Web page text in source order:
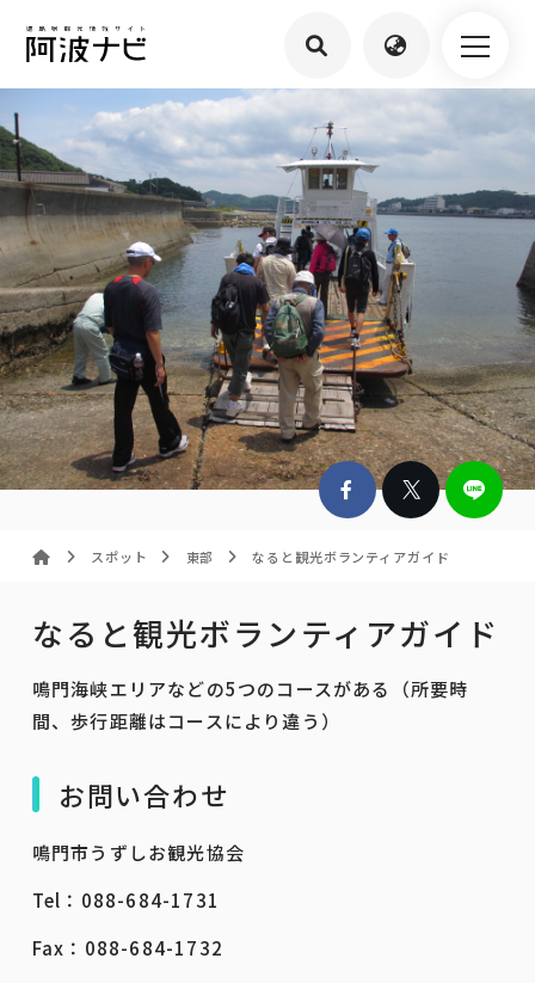
スポット 東部 なると観光ボランティアガイド
なると観光ボランティアガイド
鳴門海峡エリアなどの5つのコースがある（所要時
間、歩行距離はコースにより違う）
お問い合わせ
鳴門市うずしお観光協会
Tel：088-684-1731
Fax：088-684-1732